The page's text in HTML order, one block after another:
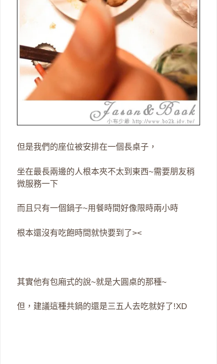
但是我們的座位被安排在一個長桌子，
坐在最長兩邊的人根本夾不太到東西~需要朋友稍
微服務一下
而且只有一個鍋子~用餐時間好像限時兩小時
根本還沒有吃飽時間就快要到了><
其實他有包廂式的說~就是大圓桌的那種~
但，建議這種共鍋的還是三五人去吃就好了!XD